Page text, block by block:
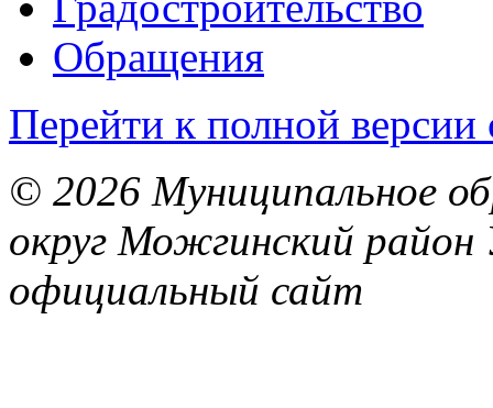
Обращения
Перейти к полной версии
© 2026 Муниципальное
округ Можгинский район
официальный сайт